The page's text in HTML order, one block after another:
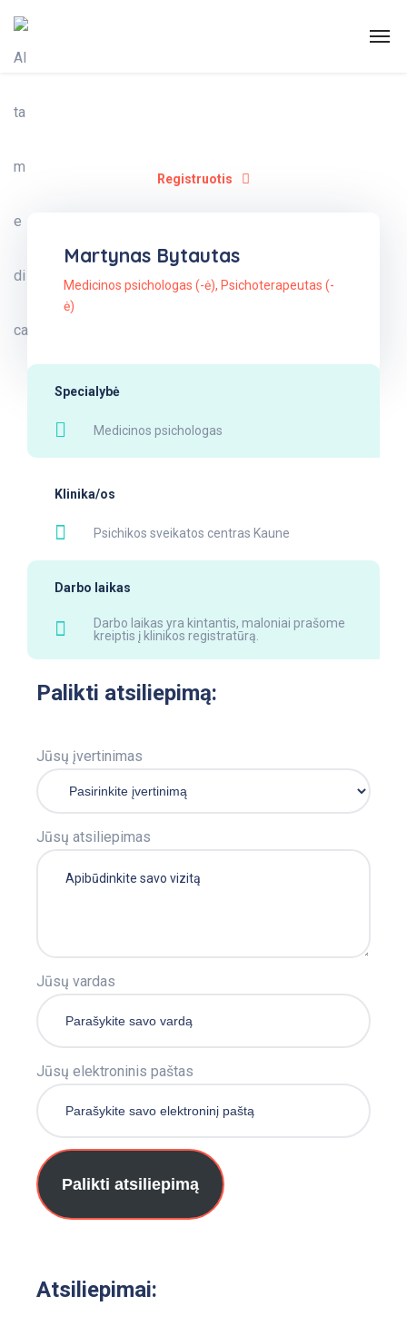
Registruotis
Martynas Bytautas
Medicinos psichologas (-ė), Psichoterapeutas (-
ė)
Specialybė
Medicinos psichologas
Klinika/os
Psichikos sveikatos centras Kaune
Darbo laikas
Darbo laikas yra kintantis, maloniai prašome
kreiptis į klinikos registratūrą.
Palikti atsiliepimą:
Jūsų įvertinimas
Jūsų atsiliepimas
Jūsų vardas
Jūsų elektroninis paštas
Palikti atsiliepimą
Atsiliepimai: